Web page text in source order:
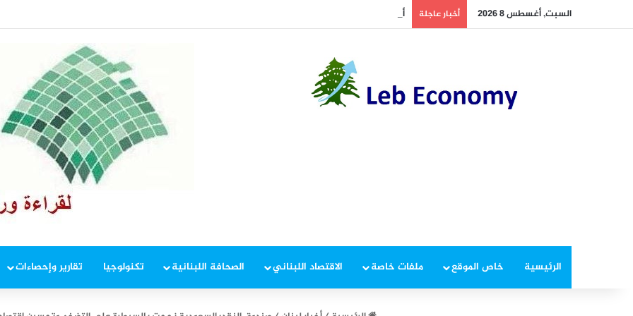
السبت, أغسطس 8 2026 أخبار عاجلة أخطر ما دار داخل غرفة المفاوضات
الرئيسية خاص الموقع ملفات خاصة الاقتصاد اللبناني الصحافة اللبنانية تكنولوجيا تقارير وإحصاءات